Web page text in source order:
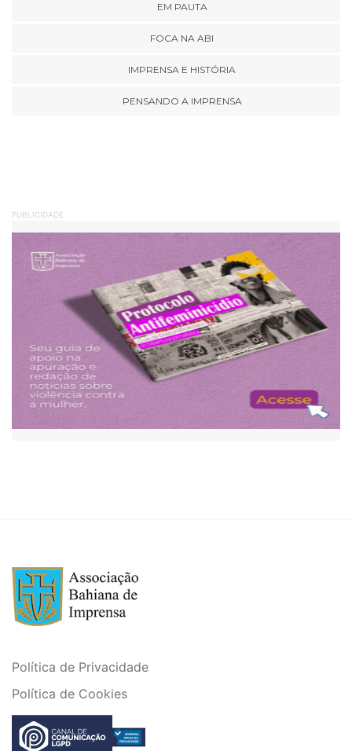
EM PAUTA
FOCA NA ABI
IMPRENSA E HISTÓRIA
PENSANDO A IMPRENSA
PUBLICIDADE
Política de Privacidade
Política de Cookies